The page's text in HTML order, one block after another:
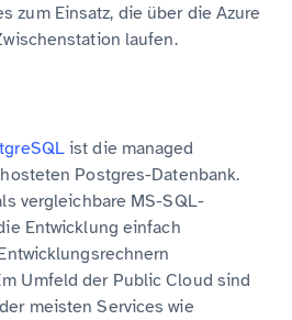
zum Einsatz, die über die Azure
laufen.
ist die managed
Postgres-Datenbank.
vergleichbare MS-SQL-
Entwicklung einfach
Umfeld der Public Cloud sind
meisten Services wie